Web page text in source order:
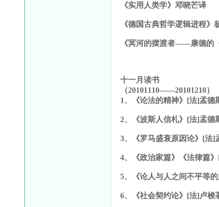
《实用人类学》邓晓芒译
《德国古典哲学逻辑进程》
《冥河的摆渡者——康德的
十一月读书
（20101110——20101210）
1、《论法的精神》[法]孟德
2、《波斯人信札》[法]孟德
3、《罗马盛衰原因论》[法]
4、《政治家篇》《法律篇
5、《论人与人之间不平等
6、《社会契约论》[法]卢梭